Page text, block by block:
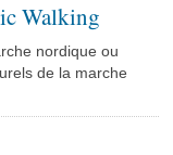
Walking
nordique ou
de la marche